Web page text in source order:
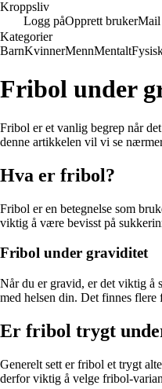
Kroppsliv
Logg påOpprett brukerMail
Kategorier
BarnKvinnerMennMentalt
Fribol under
Fribol er et vanlig begrep når
denne artikkelen vil vi se
Hva er fribol?
Fribol er en betegnelse som
viktig å være bevisst på
Fribol under graviditet
Når du er gravid, er det viktig å
med helsen din. Det finnes
Er fribol trygt
Generelt sett er fribol et trygt
derfor viktig å velge fribol-